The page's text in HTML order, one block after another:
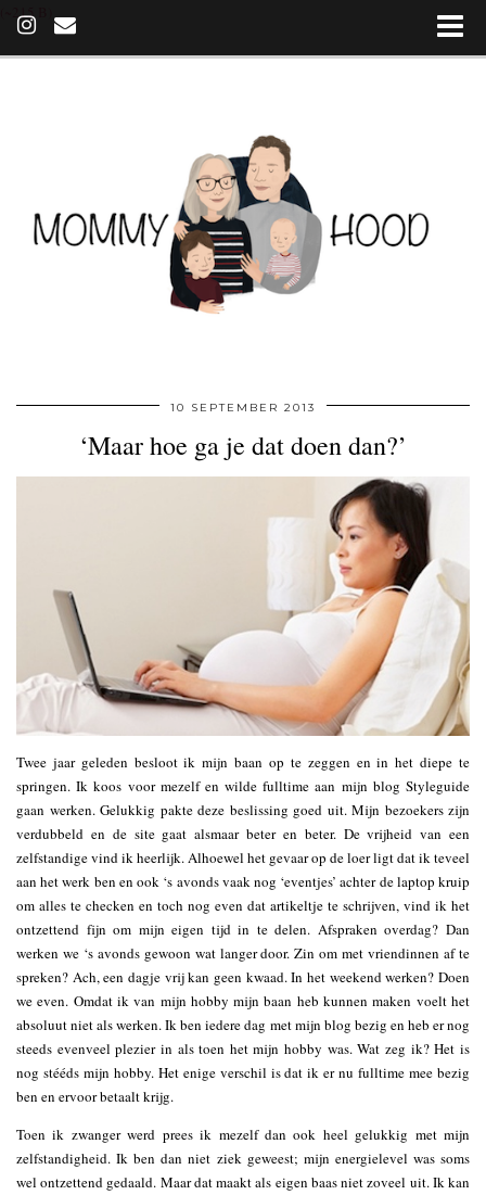
(~215 B)
10 SEPTEMBER 2013
‘Maar hoe ga je dat doen dan?’
Twee jaar geleden besloot ik mijn baan op te zeggen en in het diepe te
springen. Ik koos voor mezelf en wilde fulltime aan mijn blog Styleguide
gaan werken. Gelukkig pakte deze beslissing goed uit. Mijn bezoekers zijn
verdubbeld en de site gaat alsmaar beter en beter. De vrijheid van een
zelfstandige vind ik heerlijk. Alhoewel het gevaar op de loer ligt dat ik teveel
aan het werk ben en ook ‘s avonds vaak nog ‘eventjes’ achter de laptop kruip
om alles te checken en toch nog even dat artikeltje te schrijven, vind ik het
ontzettend fijn om mijn eigen tijd in te delen. Afspraken overdag? Dan
werken we ‘s avonds gewoon wat langer door. Zin om met vriendinnen af te
spreken? Ach, een dagje vrij kan geen kwaad. In het weekend werken? Doen
we even. Omdat ik van mijn hobby mijn baan heb kunnen maken voelt het
absoluut niet als werken. Ik ben iedere dag met mijn blog bezig en heb er nog
steeds evenveel plezier in als toen het mijn hobby was. Wat zeg ik? Het is
nog stééds mijn hobby. Het enige verschil is dat ik er nu fulltime mee bezig
ben en ervoor betaalt krijg.
Toen ik zwanger werd prees ik mezelf dan ook heel gelukkig met mijn
zelfstandigheid. Ik ben dan niet ziek geweest; mijn energielevel was soms
wel ontzettend gedaald. Maar dat maakt als eigen baas niet zoveel uit. Ik kan